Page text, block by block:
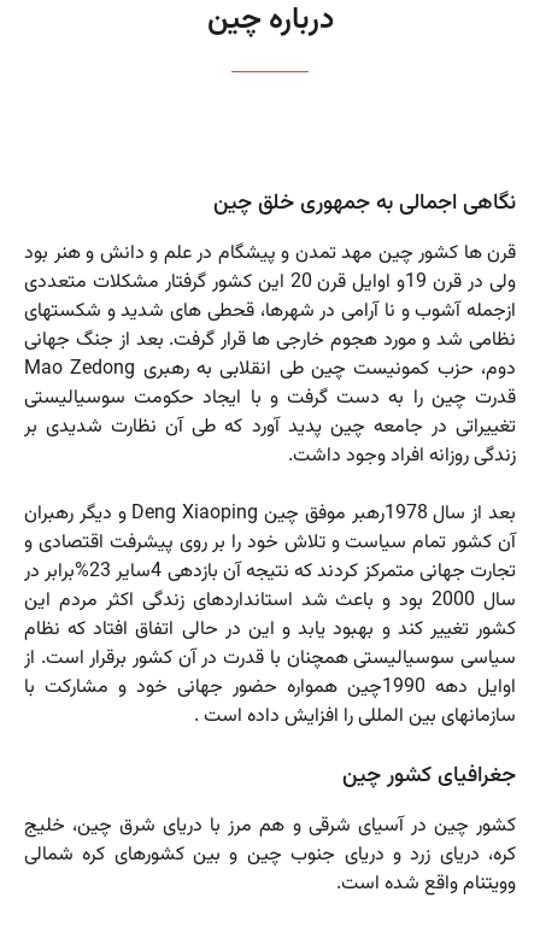
درباره چین
نگاهی اجمالی به جمهوری خلق چین
قرن ها کشور چین مهد تمدن و پیشگام در علم و دانش و هنر بود
ولی در قرن 19و اوایل قرن 20 این کشور گرفتار مشکلات متعددی
ازجمله آشوب و نا آرامی در شهرها، قحطی های شدید و شکستهای
نظامی شد و مورد هجوم خارجی ها قرار گرفت. بعد از جنگ جهانی
دوم، حزب کمونیست چین طی انقلابی به رهبری Mao Zedong
قدرت چین را به دست گرفت و با ایجاد حکومت سوسیالیستی
تغییراتی در جامعه چین پدید آورد که طی آن نظارت شدیدی بر
زندگی روزانه افراد وجود داشت.
بعد از سال 1978رهبر موفق چین Deng Xiaoping و دیگر رهبران
آن کشور تمام سیاست و تلاش خود را بر روی پیشرفت اقتصادی و
تجارت جهانی متمرکز کردند که نتیجه آن بازدهی 4سایر 23%برابر در
سال 2000 بود و باعث شد استانداردهای زندگی اکثر مردم این
کشور تغییر کند و بهبود یابد و این در حالی اتفاق افتاد که نظام
سیاسی سوسیالیستی همچنان با قدرت در آن کشور برقرار است. از
اوایل دهه 1990چین همواره حضور جهانی خود و مشارکت با
سازمانهای بین المللی را افزایش داده است .
جغرافیای کشور چین
کشور چین در آسیای شرقی و هم مرز با دریای شرق چین، خلیج
کره، دریای زرد و دریای جنوب چین و بین کشورهای کره شمالی
وویتنام واقع شده است.